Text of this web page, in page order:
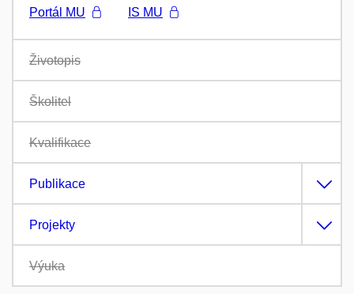
Portál MU
IS MU
Životopis
Školitel
Kvalifikace
Publikace
Projekty
Výuka